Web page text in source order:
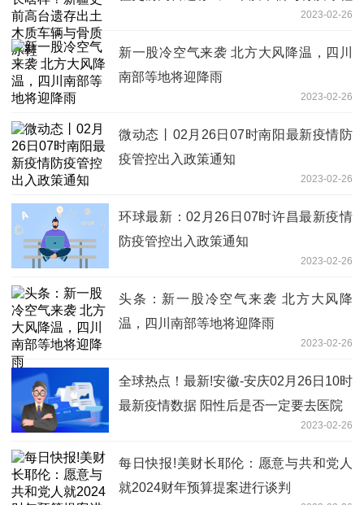
2023-02-26
新一股冷空气来袭 北方大风降温，四川
南部等地将迎降雨
2023-02-26
微动态丨02月26日07时南阳最新疫情防
疫管控出入政策通知
2023-02-26
环球最新：02月26日07时许昌最新疫情
防疫管控出入政策通知
2023-02-26
头条：新一股冷空气来袭 北方大风降
温，四川南部等地将迎降雨
2023-02-26
全球热点！最新!安徽-安庆02月26日10时
最新疫情数据 阳性后是否一定要去医院
2023-02-26
每日快报!美财长耶伦：愿意与共和党人
就2024财年预算提案进行谈判